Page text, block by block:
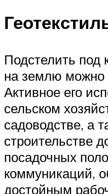
Подстелить под
на землю можно
Активное его
сельском
садоводстве, а
строительстве
посадочных
коммуникаций,
достойным